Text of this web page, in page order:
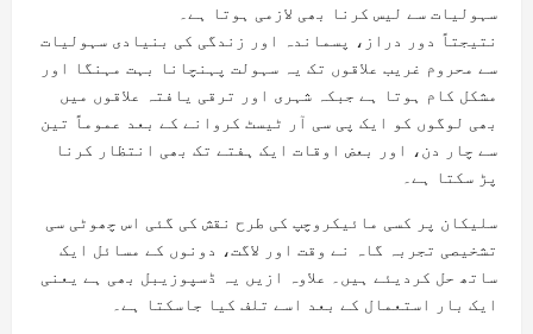
سہولیات سے لیس کرنا بھی لازمی ہوتا ہے۔
نتیجتاً دور دراز، پسماندہ اور زندگی کی بنیادی سہولیات
سے محروم غریب علاقوں تک یہ سہولت پہنچانا بہت مہنگا اور
مشکل کام ہوتا ہے جبکہ شہری اور ترقی یافتہ علاقوں میں
بھی لوگوں کو ایک پی سی آر ٹیسٹ کروانے کے بعد عموماً تین
سے چار دن، اور بعض اوقات ایک ہفتے تک بھی انتظار کرنا
پڑ سکتا ہے۔
سلیکان پر کسی مائیکروچپ کی طرح نقش کی گئی اس چھوٹی سی
تشخیصی تجربہ گاہ نے وقت اور لاگت، دونوں کے مسائل ایک
ساتھ حل کردیئے ہیں۔ علاوہ ازیں یہ ڈسپوزیبل بھی ہے یعنی
ایک بار استعمال کے بعد اسے تلف کیا جاسکتا ہے۔